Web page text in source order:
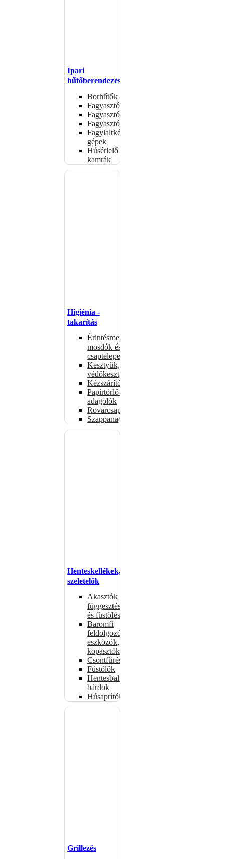
Ipari
hűtőberendezések
Borhűtők
Fagyasztóasztalok
Fagyasztóládák
Fagyasztószekrények
Fagylaltkészítő
gépek
Húsérlelő
kamrák
Higiénia -
takarítás
Érintésmentes
mosdók és
csaptelepek
Kesztyűk,
védőkesztyűk
Kézszárítók
Papírtörlő-
adagolók
Rovarcsapdák
Szappanadagolók
Henteskellékek,
szeletelők
Akasztók
függesztéshez
és füstöléshez
Baromfi
feldolgozó
eszközök,
kopasztók
Csontfűrészek
Füstölők
Hentesbalták,
bárdok
Húsaprítók
Grillezés